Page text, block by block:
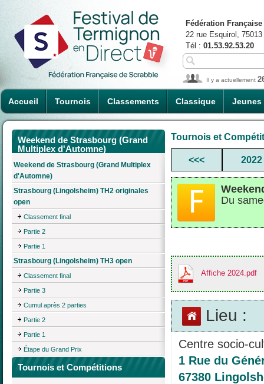
Accueil Tournois Classements Classique Jeunes
Fédération
22 rue Esquirol,
Tél : 01.53.92.53.20
Il y a actuellement
Weekend de Strasbourg (Grand
Multiplex d'Automne)
Weekend de Strasbourg (Grand Multiplex
d'Automne)
Strasbourg (Lingolsheim) TH2 originales
open
Classement final
Partie 2
Partie 1
Strasbourg (Lingolsheim) TH3 open
Classement final
Partie 3
Cumul après 2 parties
Partie 2
Partie 1
Étape du Grand Prix
Tournois et Compétitions
Tournois et
<<< 2022
Du
Affiche 2024.pdf
Lieu :
Centre socio-
1 Rue du
67380